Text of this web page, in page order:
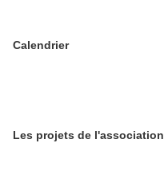
Calendrier
Les projets de l'association